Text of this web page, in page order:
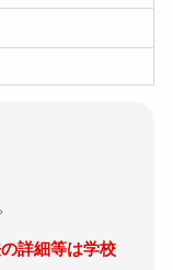
詳細等は学校